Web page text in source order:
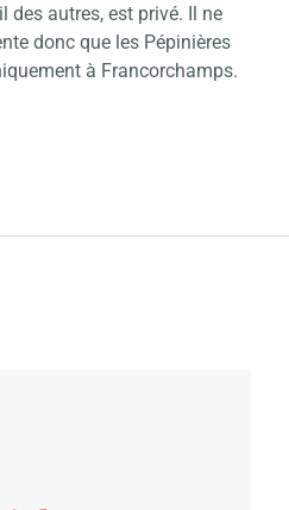
des autres, est privé. Il ne
donc que les Pépinières
à Francorchamps.